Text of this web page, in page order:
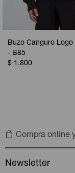
Buzo Canguro Logo
- B85
$ 1.800
Compra online
Newsletter